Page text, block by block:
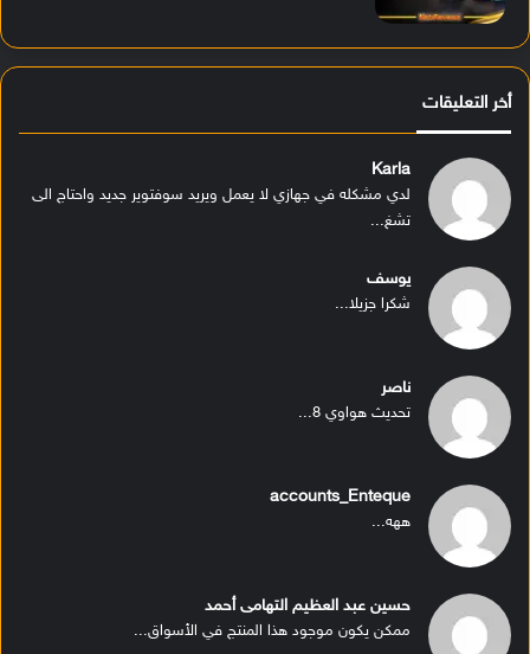
أخر التعليقات
Karla
لدي مشكله في جهازي لا يعمل ويريد سوفتوير جديد واحتاج الى
تشغ...
يوسف
شكرا جزيلا...
ناصر
تحديث هواوي 8...
accounts_Enteque
ههه...
حسين عبد العظيم التهامى أحمد
ممكن يكون موجود هذا المنتج في الأسواق...